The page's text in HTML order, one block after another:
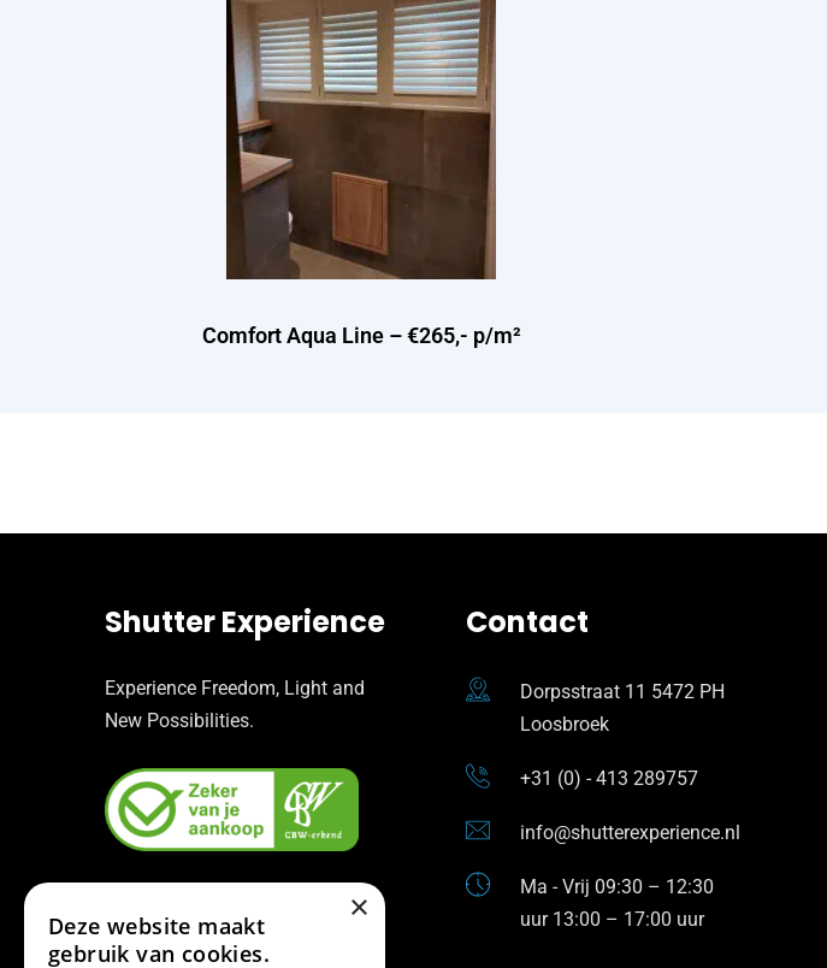
Comfort Aqua Line – €265,- p/m²
Shutter Experience
Experience Freedom, Light and
New Possibilities.
Contact
Dorpsstraat 11 5472 PH
Loosbroek
+31 (0) - 413 289757
info@shutterexperience.nl
Ma - Vrij 09:30 – 12:30
uur 13:00 – 17:00 uur
×
Deze website maakt
gebruik van cookies.